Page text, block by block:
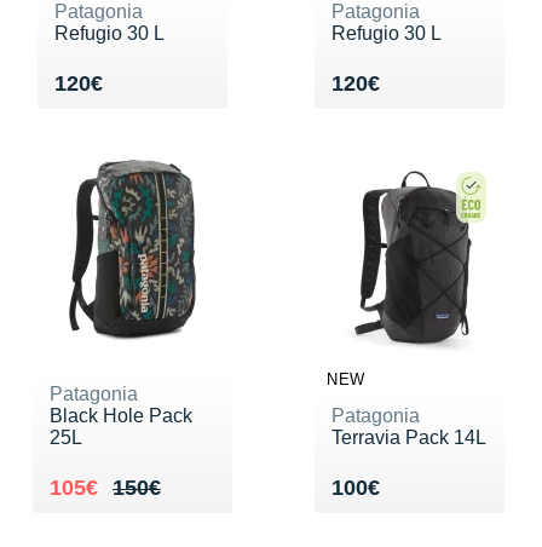
Patagonia
Refugio 30 L
120€
Vendu 120€
Patagonia
Refugio 30 L
120€
Vendu 120€
Patagonia
Black Hole Pack
25L
150€
Au lieu de 150€
105€
Vendu 105€
NEW
Patagonia
Terravia Pack 14L
100€
Vendu 100€